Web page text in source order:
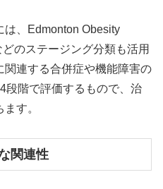
は、Edmonton Obesity
のステージング分類も活用
関連する合併症や機能障害の
段階で評価するもので、治
す。
関連性